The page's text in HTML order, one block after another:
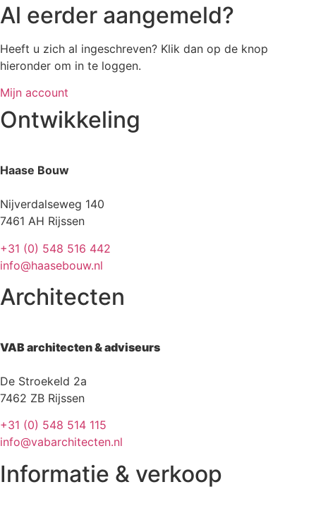
Al eerder aangemeld?
Heeft u zich al ingeschreven? Klik dan op de knop
hieronder om in te loggen.
Mijn account
Ontwikkeling
Haase Bouw
Nijverdalseweg 140
7461 AH Rijssen
+31 (0) 548 516 442
info@haasebouw.nl
Architecten
VAB architecten & adviseurs
De Stroekeld 2a
7462 ZB Rijssen
+31 (0) 548 514 115
info@vabarchitecten.nl
Informatie & verkoop